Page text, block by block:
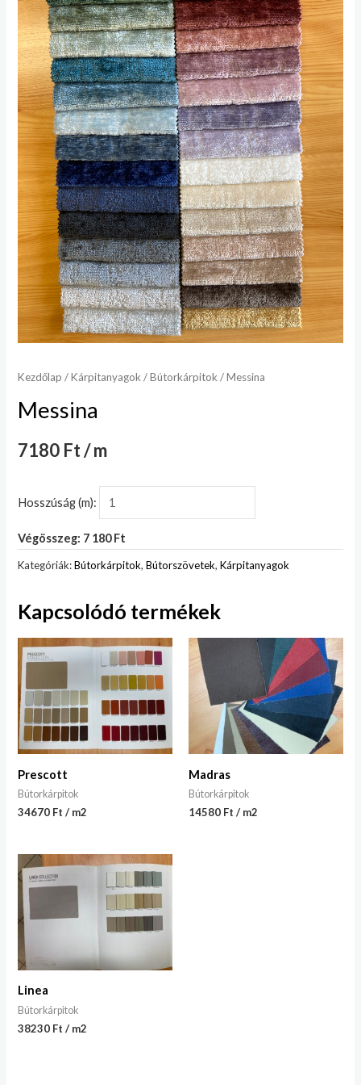
Kezdőlap /Kárpitanyagok /Bútorkárpitok / Messina
Messina
7180 Ft / m
Hosszúság (m):
Végösszeg: 7 180 Ft
Kategóriák:Bútorkárpitok,Bútorszövetek,Kárpitanyagok
Kapcsolódó termékek
Prescott
Bútorkárpitok
34670 Ft / m2
Madras
Bútorkárpitok
14580 Ft / m2
Linea
Bútorkárpitok
38230 Ft / m2